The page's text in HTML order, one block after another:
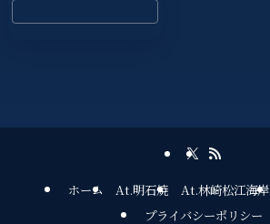
ホーム At.明石焼 At.林崎松江海岸
プライバシーポリシー